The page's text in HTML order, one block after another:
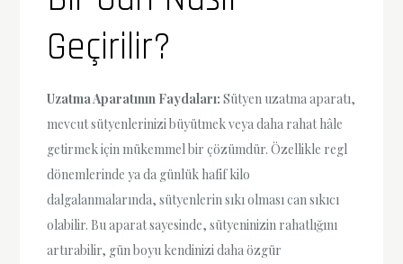
Geçirilir?
Uzatma Aparatının Faydaları: Sütyen uzatma aparatı,
mevcut sütyenlerinizi büyütmek veya daha rahat hâle
getirmek için mükemmel bir çözümdür. Özellikle regl
dönemlerinde ya da günlük hafif kilo
dalgalanmalarında, sütyenlerin sıkı olması can sıkıcı
olabilir. Bu aparat sayesinde, sütyeninizin rahatlığını
artırabilir, gün boyu kendinizi daha özgür